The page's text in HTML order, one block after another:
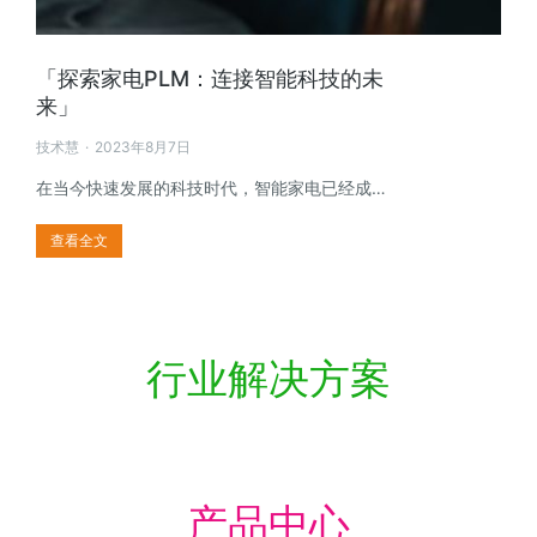
「探索家电PLM：连接智能科技的未
来」
技术慧 2023年8月7日
在当今快速发展的科技时代，智能家电已经成…
查看全文
行业解决方案
产品中心